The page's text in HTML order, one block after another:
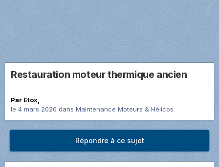
Restauration moteur thermique ancien
Par Etox,
le 4 mars 2020 dans Maintenance Moteurs & Hélicos
Répondre à ce sujet